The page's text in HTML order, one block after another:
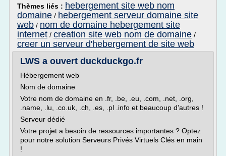
Thèmes liés : hebergement site web nom
domaine / hebergement serveur domaine site
web / nom de domaine hebergement site
internet / creation site web nom de domaine /
creer un serveur d'hebergement de site web
LWS a ouvert duckduckgo.fr
Hébergement web
Nom de domaine
Votre nom de domaine en .fr, .be, .eu, .com, .net, .org,
.name, .lu, .co.uk, .ch, .es, .pl .info et beaucoup d'autres !
Serveur dédié
Votre projet a besoin de ressources importantes ? Optez
pour notre solution Serveurs Privés Virtuels Clés en main
!